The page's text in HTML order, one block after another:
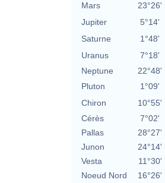
Mars
23°26'
Jupiter
5°14'
Saturne
1°48'
Uranus
7°18'
Neptune
22°48'
Pluton
1°09'
Chiron
10°55'
Cérès
7°02'
Pallas
28°27'
Junon
24°14'
Vesta
11°30'
Noeud Nord
16°26'